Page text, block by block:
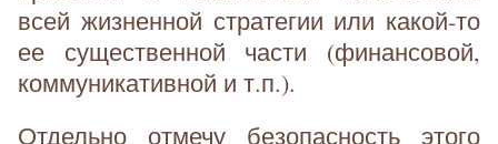
всей жизненной стратегии или какой-то
ее существенной части (финансовой,
коммуникативной и т.п.).
Отдельно отмечу безопасность этого